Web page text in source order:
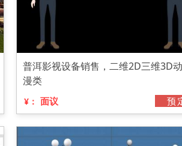
普洱影视设备销售，二维2D三维3D
漫类
¥： 面议 预